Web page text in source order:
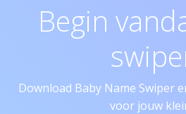
Begin
Download Baby Name Swiper
voor jouw